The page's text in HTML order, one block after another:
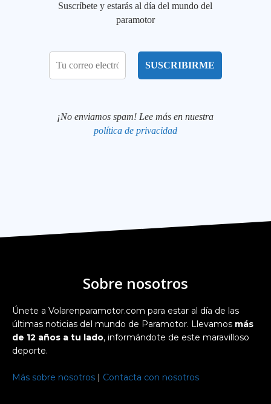
Suscríbete y estarás al día del mundo del
paramotor
¡No enviamos spam! Lee más en nuestra
política de privacidad
Sobre nosotros
Únete a Volarenparamotor.com para estar al día de las
últimas noticias del mundo de Paramotor. Llevamos más
de 12 años a tu lado, informándote de este maravilloso
deporte.
Más sobre nosotros | Contacta con nosotros